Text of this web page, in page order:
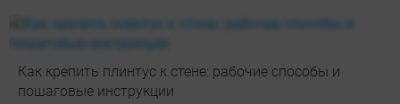
Как крепить плинтус к стене: рабочие способы и
пошаговые инструкции